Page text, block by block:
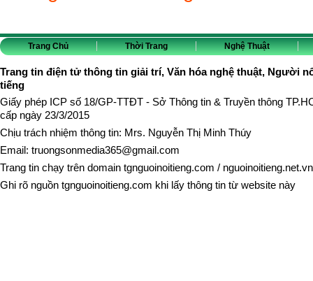
Trang Chủ Thời Trang Nghệ Thuật
Trang tin điện tử thông tin giải trí, Văn hóa nghệ thuật, Người
tiếng
Giấy phép ICP số 18/GP-TTĐT - Sở Thông tin & Truyền thông
cấp ngày 23/3/2015
Chịu trách nhiệm thông tin: Mrs. Nguyễn Thị Minh Thúy
Email: truongsonmedia365@gmail.com
Trang tin chạy trên domain tgnguoinoitieng.com / nguoinoitieng.net.vn
Ghi rõ nguồn tgnguoinoitieng.com khi lấy thông tin từ website này